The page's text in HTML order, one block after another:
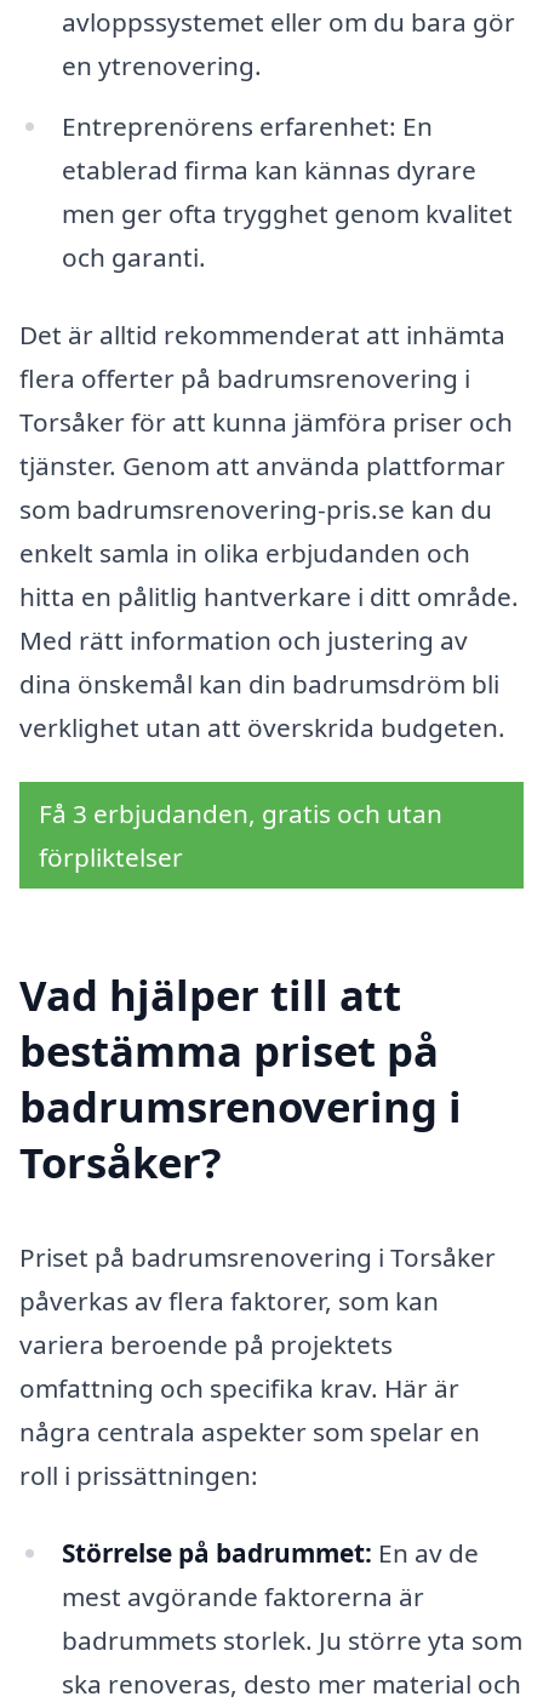
avloppssystemet eller om du bara gör
en ytrenovering.
Entreprenörens erfarenhet: En
etablerad firma kan kännas dyrare
men ger ofta trygghet genom kvalitet
och garanti.
Det är alltid rekommenderat att inhämta
flera offerter på badrumsrenovering i
Torsåker för att kunna jämföra priser och
tjänster. Genom att använda plattformar
som badrumsrenovering-pris.se kan du
enkelt samla in olika erbjudanden och
hitta en pålitlig hantverkare i ditt område.
Med rätt information och justering av
dina önskemål kan din badrumsdröm bli
verklighet utan att överskrida budgeten.
Få 3 erbjudanden, gratis och utan
förpliktelser
Vad hjälper till att
bestämma priset på
badrumsrenovering i
Torsåker?
Priset på badrumsrenovering i Torsåker
påverkas av flera faktorer, som kan
variera beroende på projektets
omfattning och specifika krav. Här är
några centrala aspekter som spelar en
roll i prissättningen:
Störrelse på badrummet: En av de
mest avgörande faktorerna är
badrummets storlek. Ju större yta som
ska renoveras, desto mer material och